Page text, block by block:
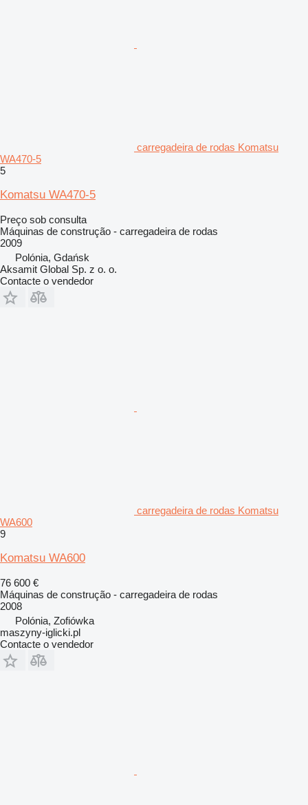
carregadeira de rodas Komatsu
WA470-5
5
Komatsu WA470-5
Preço sob consulta
Máquinas de construção - carregadeira de rodas
2009
Polónia, Gdańsk
Aksamit Global Sp. z o. o.
Contacte o vendedor
carregadeira de rodas Komatsu
WA600
9
Komatsu WA600
76 600 €
Máquinas de construção - carregadeira de rodas
2008
Polónia, Zofiówka
maszyny-iglicki.pl
Contacte o vendedor